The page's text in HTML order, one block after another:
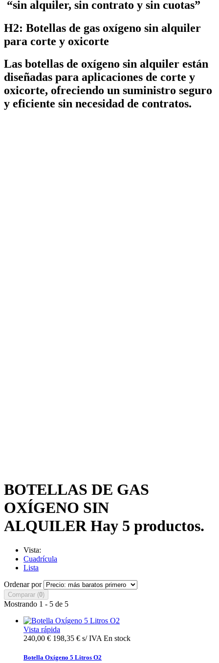
“sin alquiler, sin contrato y sin cuotas”
H2: Botellas de gas oxígeno sin alquiler
para corte y oxicorte
Las botellas de oxígeno sin alquiler están
diseñadas para aplicaciones de corte y
oxicorte, ofreciendo un suministro seguro
y eficiente sin necesidad de contratos.
BOTELLAS DE GAS
OXÍGENO SIN
ALQUILER Hay 5 productos.
Vista:
Cuadrícula
Lista
Ordenar por
Comparar (0)
Mostrando 1 - 5 de 5
Vista rápida
240,00 € 198,35 € s/ IVA En stock
Botella Oxígeno 5 Litros O2